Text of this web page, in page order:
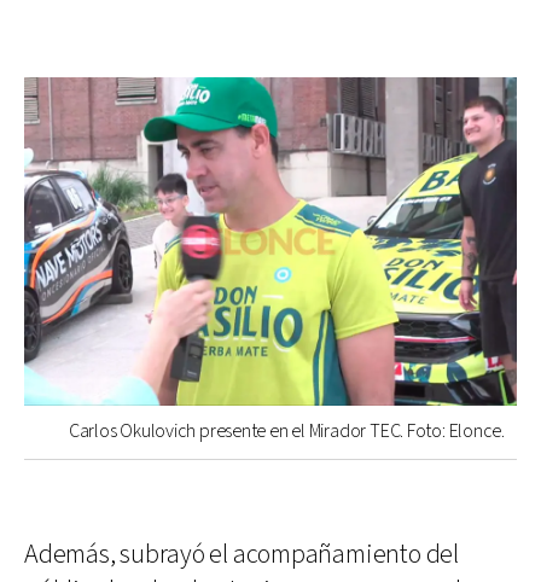
Carlos Okulovich presente en el Mirador TEC. Foto: Elonce.
Además, subrayó el acompañamiento del